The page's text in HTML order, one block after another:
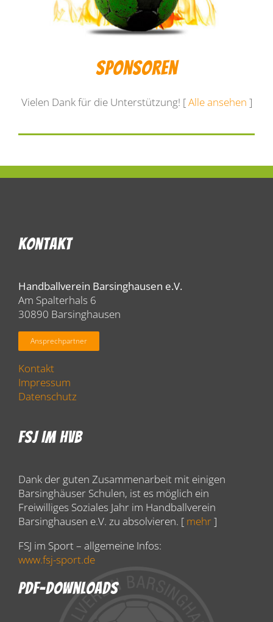
Sponsoren
Vielen Dank für die Unterstützung! [Alle ansehen ]
Kontakt
Handballverein Barsinghausen e.V.
Am Spalterhals 6
30890 Barsinghausen
Ansprechpartner
Kontakt
Impressum
Datenschutz
FSJ Im HVB
Dank der guten Zusammenarbeit mit einigen
Barsinghäuser Schulen, ist es möglich ein
Freiwilliges Soziales Jahr im Handballverein
Barsinghausen e.V. zu absolvieren. [ mehr]
FSJ im Sport – allgemeine Infos:
www.fsj-sport.de
PDF-Downloads